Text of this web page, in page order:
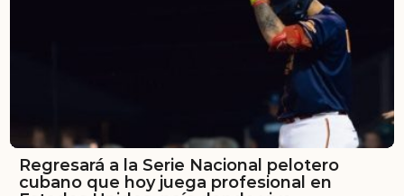
Regresará a la Serie Nacional pelotero
cubano que hoy juega profesional en